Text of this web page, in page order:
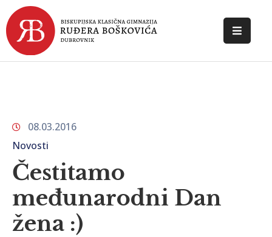
POČETNA
DOKUMENTI
KONTAKT
08.03.2016
Novosti
Čestitamo
međunarodni Dan
žena :)